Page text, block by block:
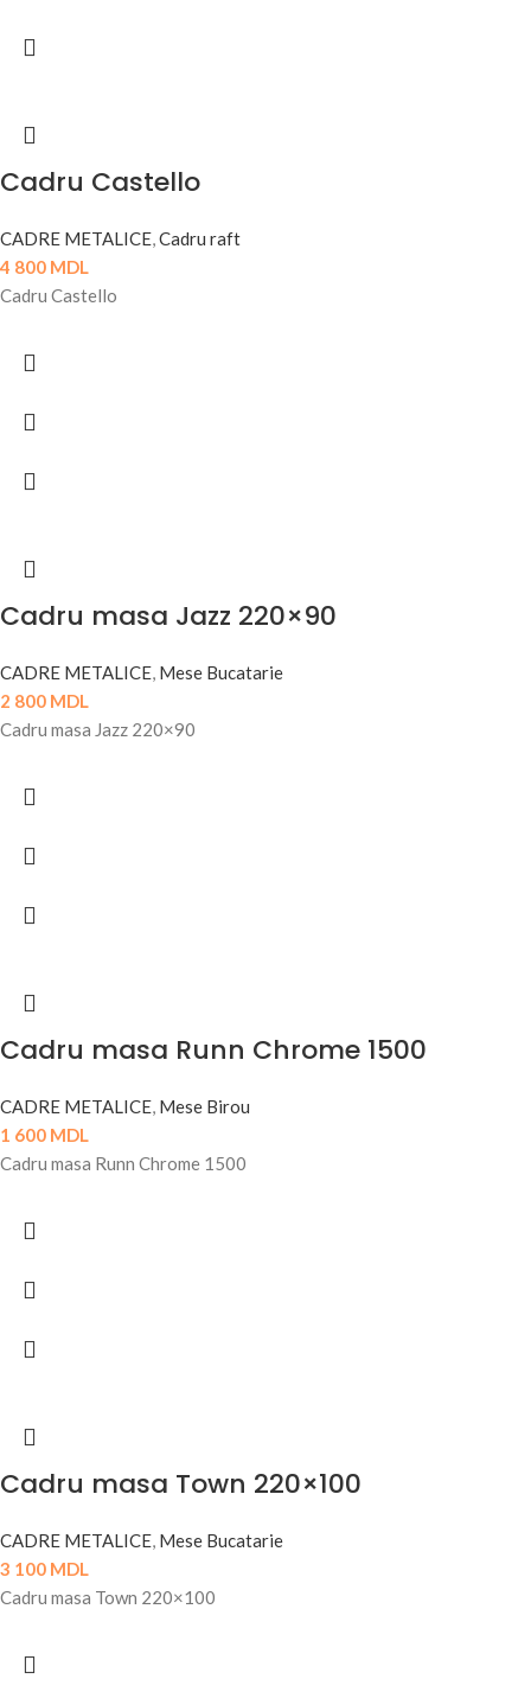
Cadru Castello
CADRE METALICE,Cadru raft
4 800 MDL
Cadru Castello
Cadru masa Jazz 220×90
CADRE METALICE, Mese Bucatarie
2 800 MDL
Cadru masa Jazz 220×90
Cadru masa Runn Chrome 1500
CADRE METALICE, Mese Birou
1 600 MDL
Cadru masa Runn Chrome 1500
Cadru masa Town 220×100
CADRE METALICE, Mese Bucatarie
3 100 MDL
Cadru masa Town 220×100